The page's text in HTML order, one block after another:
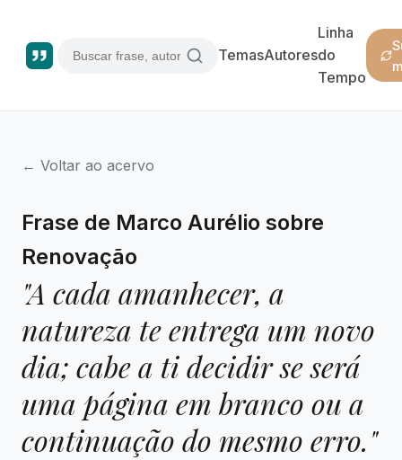
TemasAutores
Linha
do
Tempo
← Voltar ao acervo
Frase de Marco Aurélio sobre
Renovação
"A cada amanhecer, a
natureza te entrega um novo
dia; cabe a ti decidir se será
uma página em branco ou a
continuação do mesmo erro."